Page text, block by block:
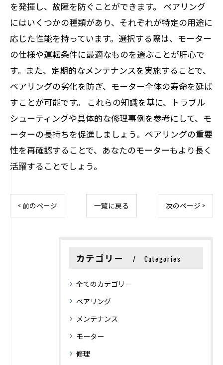
を発揮し、故障を防ぐことができます。 ベアリング
にはいくつかの種類があり、それぞれが特定の用途に
応じた性能を持っています。選択する際は、モーター
の仕様や運転条件に最適なものを選ぶことが肝心で
す。また、定期的なメンテナンスを実施することで、
ベアリングの劣化を防ぎ、モーター全体の寿命を延ば
すことが可能です。 これらの知識を基に、トラブル
シューティングや具体的な修理事例を参考にして、モ
ーターの長持ちを促進しましょう。ベアリングの重要
性を再確認することで、あなたのモーターもより長く
活躍することでしょう。
< 前のページ 一覧に戻る 次のページ >
カテゴリー Categories
全てのカテゴリー
ベアリング
メンテナンス
モーター
修理